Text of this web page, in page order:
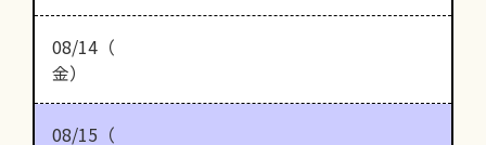
08/14（
金）
08/15（